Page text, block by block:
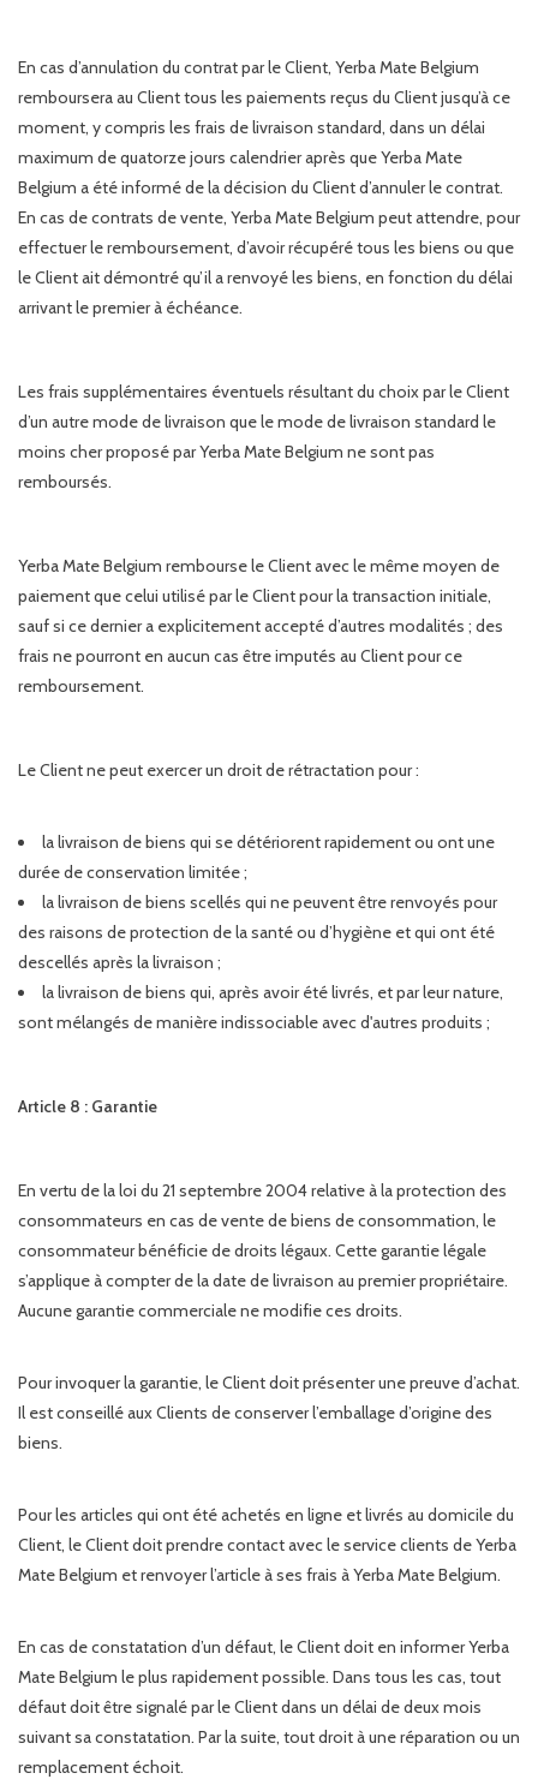
En cas d’annulation du contrat par le Client, Yerba Mate Belgium
remboursera au Client tous les paiements reçus du Client jusqu’à ce
moment, y compris les frais de livraison standard, dans un délai
maximum de quatorze jours calendrier après que Yerba Mate
Belgium a été informé de la décision du Client d’annuler le contrat.
En cas de contrats de vente, Yerba Mate Belgium peut attendre, pour
effectuer le remboursement, d’avoir récupéré tous les biens ou que
le Client ait démontré qu’il a renvoyé les biens, en fonction du délai
arrivant le premier à échéance.
Les frais supplémentaires éventuels résultant du choix par le Client
d’un autre mode de livraison que le mode de livraison standard le
moins cher proposé par Yerba Mate Belgium ne sont pas
remboursés.
Yerba Mate Belgium rembourse le Client avec le même moyen de
paiement que celui utilisé par le Client pour la transaction initiale,
sauf si ce dernier a explicitement accepté d’autres modalités ; des
frais ne pourront en aucun cas être imputés au Client pour ce
remboursement.
Le Client ne peut exercer un droit de rétractation pour :
la livraison de biens qui se détériorent rapidement ou ont une
durée de conservation limitée ;
la livraison de biens scellés qui ne peuvent être renvoyés pour
des raisons de protection de la santé ou d’hygiène et qui ont été
descellés après la livraison ;
la livraison de biens qui, après avoir été livrés, et par leur nature,
sont mélangés de manière indissociable avec d'autres produits ;
Article 8 : Garantie
En vertu de la loi du 21 septembre 2004 relative à la protection des
consommateurs en cas de vente de biens de consommation, le
consommateur bénéficie de droits légaux. Cette garantie légale
s’applique à compter de la date de livraison au premier propriétaire.
Aucune garantie commerciale ne modifie ces droits.
Pour invoquer la garantie, le Client doit présenter une preuve d’achat.
Il est conseillé aux Clients de conserver l’emballage d’origine des
biens.
Pour les articles qui ont été achetés en ligne et livrés au domicile du
Client, le Client doit prendre contact avec le service clients de Yerba
Mate Belgium et renvoyer l’article à ses frais à Yerba Mate Belgium.
En cas de constatation d’un défaut, le Client doit en informer Yerba
Mate Belgium le plus rapidement possible. Dans tous les cas, tout
défaut doit être signalé par le Client dans un délai de deux mois
suivant sa constatation. Par la suite, tout droit à une réparation ou un
remplacement échoit.